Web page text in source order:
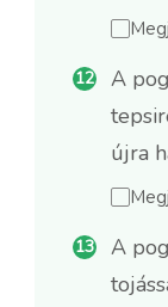
A
újra
A